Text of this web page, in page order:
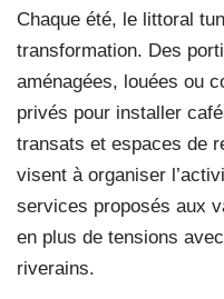
Chaque été, le littoral
transformation. Des
aménagées, louées ou
privés pour installer
transats et espaces de
visent à organiser
services proposés aux
en plus de tensions
riverains.